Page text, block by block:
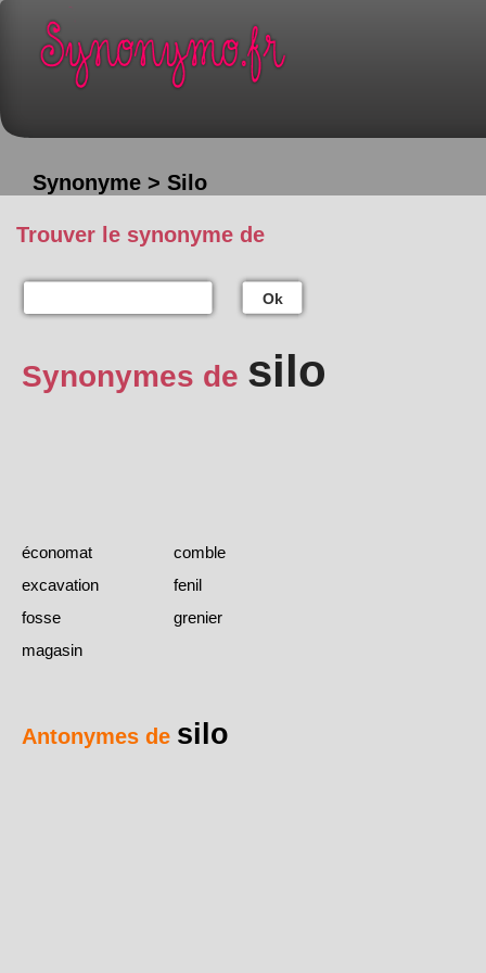
Synonyme > Silo
Trouver le synonyme de
Ok
Synonymes de silo
économat
comble
excavation
fenil
fosse
grenier
magasin
Antonymes de silo